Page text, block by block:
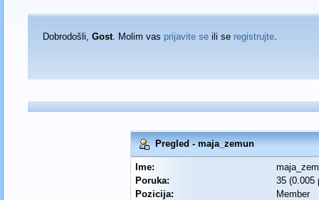
Dobrodošli, Gost. Molim vas prijavite seili se registrujte.
Pregled - maja_zemun
Ime:
Poruka:
35 (0.005
Pozicija:
Member